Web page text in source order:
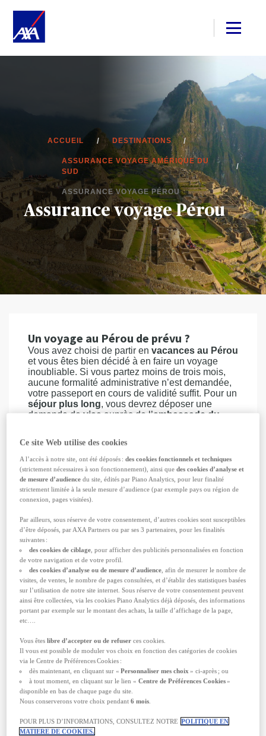
ACCUEIL DESTINATIONS
ASSURANCE VOYAGE AMÉRIQUE DU
SUD
ASSURANCE VOYAGE PÉROU
Assurance voyage Pérou
Un voyage au Pérou de prévu ?
Vous avez choisi de partir en vacances au Pérou
et vous êtes bien décidé à en faire un voyage
inoubliable. Si vous partez moins de trois mois,
aucune formalité administrative n’est demandée,
votre passeport en cours de validité suffit. Pour un
séjour plus long, vous devrez déposer une
demande de visa auprès de l’ambassade du
françaises recommandent de souscrire une
assurance voyage pour le Pérouincluant le
rapatriement sanitaire et pouvant couvrir les frais
médicaux sur place.
Bien choisir son Assurance Voyage pour
le Pérou
Que vous partiez entre amis pour un séjour
itinérant, en amoureux à la découverte des
racines de la civilisation Inca, ou en famille, vous
aurez besoin d’une Assurance Voyage Pérou
adaptée à vos besoins et à la durée de votre
mêmes garanties si vous choisissez de
à Lima, si vous avez prévu un séjour itinérant en
bus ou en train, ou si vous partez effectuer un trek
pour atteindre le Machu Picchu.
Vérifiez dans tous les cas les garanties couvertes
parl’Assurance Voyage que vous envisagez de
garanties. Par exemple : serez-vous indemnisé en
cas de retard de livraison, de vol, de perte ou de
Ce site Web utilise des cookies
A l’accès à notre site, ont été déposés :des cookies fonctionnels et techniques
(strictement nécessaires à son fonctionnement), ainsi quedes cookies d’analyse et
de mesure d’audience du site, édités par Piano Analytics, pour leur finalité
strictement limitée à la seule mesure d’audience (par exemple pays ou région de
connexion, pages visitées).
Par ailleurs, sous réserve de votre consentement, d’autres cookies sont susceptibles
d’être déposés, par AXA Partners ou par ses 3 partenaires, pour les finalités
suivantes :
des cookies de ciblage, pour afficher des publicités personnalisées en fonction
de votre navigation et de votre profil.
des cookies d’analyse ou de mesure d’audience, afin de mesurer le nombre de
visites, de ventes, le nombre de pages consultées, et d’établir des statistiques basées
sur l’utilisation de notre site internet. Sous réserve de votre consentement peuvent
ainsi être collectées, via les cookies Piano Analytics déjà déposés, des informations
portant par exemple sur le montant des achats, la taille d’affichage de la page,
etc….
Vous êteslibre d’accepter ou de refuser ces cookies.
Il vous est possible de moduler vos choix en fonction des catégories de cookies
via le Centre de Préférences Cookies :
dès maintenant, en cliquant sur « Personnaliser mes choix » ci-après ; ou
à tout moment, en cliquant sur le lien « Centre de Préférences Cookies »
disponible en bas de chaque page du site.
Nous conserverons votre choix pendant6 mois.
POUR PLUS D’INFORMATIONS, CONSULTEZ NOTRE POLITIQUE EN
MATIERE DE COOKIES.